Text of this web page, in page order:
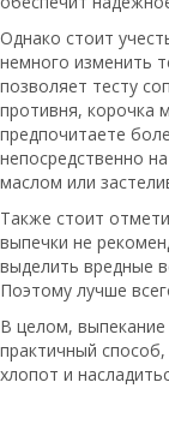
Однако стоит
немного изменить
позволяет тесту
противня, корочка
предпочитаете
непосредственно
маслом или
Также стоит
выпечки не
выделить вредные
Поэтому лучше
В целом,
практичный
хлопот и